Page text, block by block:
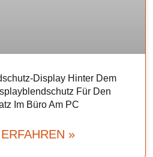
Display Hinter Dem
Für Den
Im Büro Am PC
»